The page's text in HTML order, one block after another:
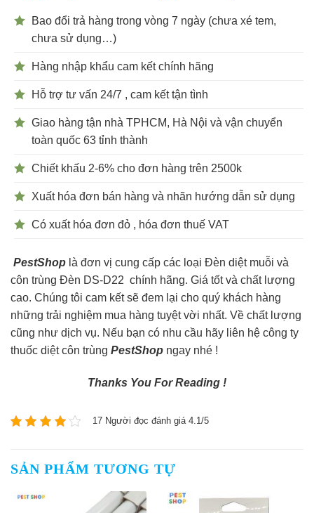
Bao đổi trả hàng trong vòng 7 ngày (chưa xé tem,
chưa sử dụng…)
Hàng nhập khẩu cam kết chính hãng
Hỗ trợ tư vấn 24/7 , cam kết tận tình
Giao hàng tận nhà TPHCM, Hà Nội và vận chuyển
toàn quốc 63 tỉnh thành
Chiết khấu 2-6% cho đơn hàng trên 2500k
Xuất hóa đơn bán hàng và nhãn hướng dẫn sử dụng
Có xuất hóa đơn đỏ , hóa đơn thuế VAT
PestShop là đơn vị cung cấp các loại Đèn diệt muỗi và
côn trùng Đèn DS-D22 chính hãng. Giá tốt và chất lượng
cao. Chúng tôi cam kết sẽ đem lại cho quý khách hàng
những trải nghiệm mua hàng tuyệt vời nhất. Về chất lượng
cũng như dịch vụ. Nếu bạn có nhu cầu hãy liên hệ công ty
thuốc diệt côn trùng PestShop ngay nhé !
Thanks You For Reading !
17 Người đọc đánh giá 4.1/5
SẢN PHẨM TƯƠNG TỰ